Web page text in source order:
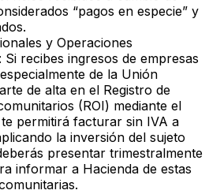
“pagos en especie” y
y Operaciones
Si recibes ingresos de empresas
de la Unión
de alta en el Registro de
(ROI) mediante el
permitirá facturar sin IVA a
la inversión del sujeto
presentar trimestralmente
informar a Hacienda de estas